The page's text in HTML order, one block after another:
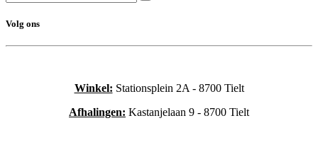
Volg ons
Winkel: Stationsplein 2A - 8700 Tielt
Afhalingen: Kastanjelaan 9 - 8700 Tielt